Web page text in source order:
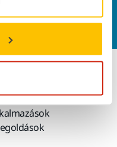
csapatunk